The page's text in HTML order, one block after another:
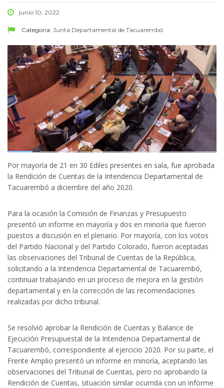
junio 10, 2022
Categoría: Junta Departamental de Tacuarembó
Por mayoría de 21 en 30 Ediles presentes en sala, fue aprobada
la Rendición de Cuentas de la Intendencia Departamental de
Tacuarembó a diciembre del año 2020.
Para la ocasión la Comisión de Finanzas y Presupuesto
presentó un informe en mayoría y dos en minoría que fueron
puestos a discusión en el plenario. Por mayoría, con los votos
del Partido Nacional y del Partido Colorado, fueron aceptadas
las observaciones del Tribunal de Cuentas de la República,
solicitando a la Intendencia Departamental de Tacuarembó,
continuar trabajando en un proceso de mejora en la gestión
departamental y en la corrección de las recomendaciones
realizadas por dicho tribunal.
Se resolvió aprobar la Rendición de Cuentas y Balance de
Ejecución Presupuestal de la Intendencia Departamental de
Tacuarembó, correspondiente al ejercicio 2020. Por su parte, el
Frente Amplio presentó un informe en minoría, aceptando las
observaciones del Tribunal de Cuentas, pero no aprobando la
Rendición de Cuentas, situación similar ocurrida con un informe